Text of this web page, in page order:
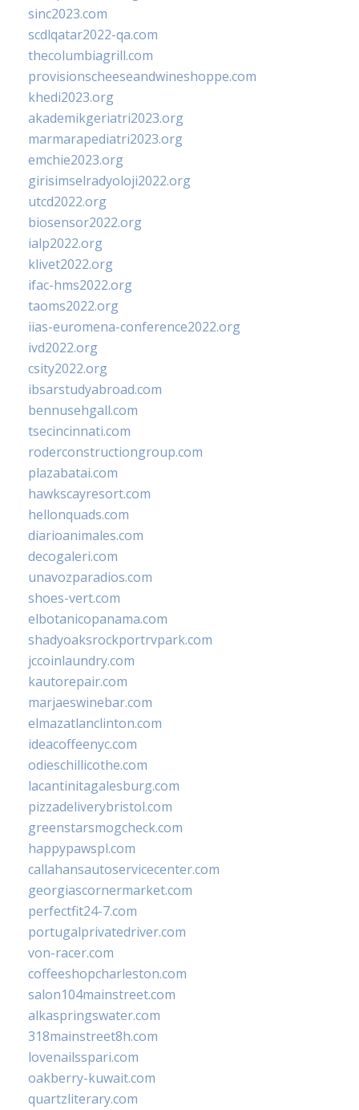
sinc2023.com
scdlqatar2022-qa.com
thecolumbiagrill.com
provisionscheeseandwineshoppe.com
khedi2023.org
akademikgeriatri2023.org
marmarapediatri2023.org
emchie2023.org
girisimselradyoloji2022.org
utcd2022.org
biosensor2022.org
ialp2022.org
klivet2022.org
ifac-hms2022.org
taoms2022.org
iias-euromena-conference2022.org
ivd2022.org
csity2022.org
ibsarstudyabroad.com
bennusehgall.com
tsecincinnati.com
roderconstructiongroup.com
plazabatai.com
hawkscayresort.com
hellonquads.com
diarioanimales.com
decogaleri.com
unavozparadios.com
shoes-vert.com
elbotanicopanama.com
shadyoaksrockportrvpark.com
jccoinlaundry.com
kautorepair.com
marjaeswinebar.com
elmazatlanclinton.com
ideacoffeenyc.com
odieschillicothe.com
lacantinitagalesburg.com
pizzadeliverybristol.com
greenstarsmogcheck.com
happypawspl.com
callahansautoservicecenter.com
georgiascornermarket.com
perfectfit24-7.com
portugalprivatedriver.com
von-racer.com
coffeeshopcharleston.com
salon104mainstreet.com
alkaspringswater.com
318mainstreet8h.com
lovenailsspari.com
oakberry-kuwait.com
quartzliterary.com